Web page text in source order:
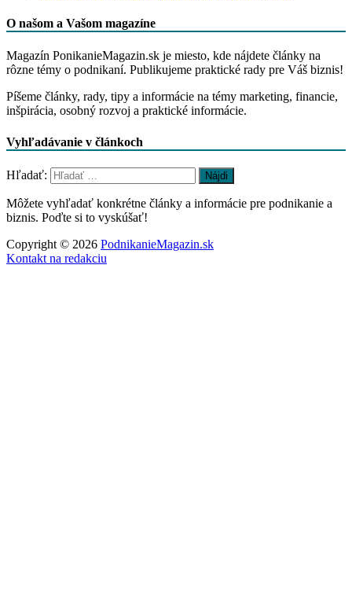
O našom a Vašom magazíne
Magazín PonikanieMagazin.sk je miesto, kde nájdete články na
rôzne témy o podnikaní. Publikujeme praktické rady pre Váš biznis!
Píšeme články, rady, tipy a informácie na témy marketing, financie,
inšpirácia, osobný rozvoj a praktické informácie.
Vyhľadávanie v článkoch
Hľadať:
Môžete vyhľadať konkrétne články a informácie pre podnikanie a
biznis. Poďte si to vyskúšať!
Copyright © 2026 PodnikanieMagazin.sk
Kontakt na redakciu